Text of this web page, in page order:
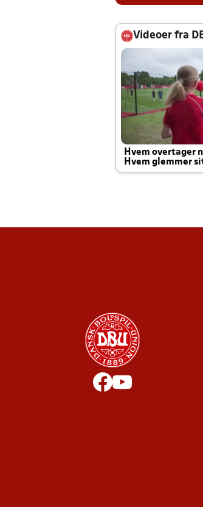
Videoer fra
Hvem overtager
Hvem glemmer
Joachim altid til